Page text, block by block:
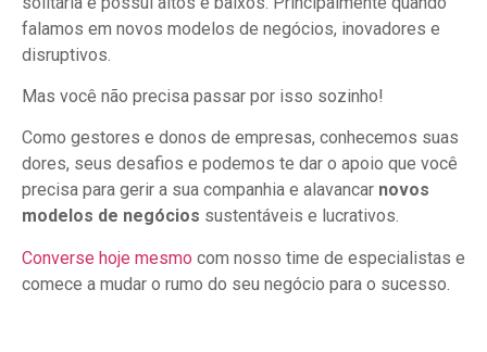
falamos em novos modelos de negócios, inovadores e
disruptivos.
Mas você não precisa passar por isso sozinho!
Como gestores e donos de empresas, conhecemos suas
dores, seus desafios e podemos te dar o apoio que você
precisa para gerir a sua companhia e alavancar novos
modelos de negócios sustentáveis e lucrativos.
Converse hoje mesmo com nosso time de especialistas e
comece a mudar o rumo do seu negócio para o sucesso.